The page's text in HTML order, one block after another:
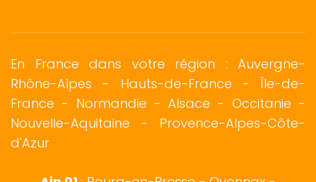
En France dans votre région : Auvergne-
Rhône-Alpes - Hauts-de-France - Île-de-
France - Normandie -Alsace - Occitanie -
Nouvelle-Aquitaine - Provence-Alpes-Côte-
d'Azur